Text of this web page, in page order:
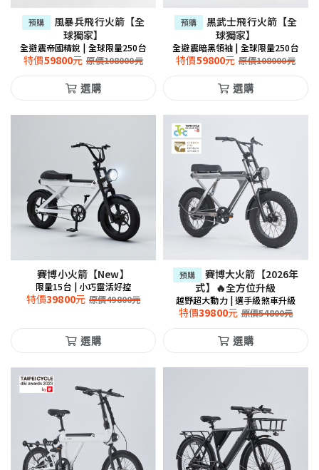
預購
風暴兵飛行火箭【全
球獨家】
全避震帝國精銳 | 全球限量250台
特價59800元 原價108000元
選購
預購
黑武士飛行火箭【全
球獨家】
全避震暗黑領袖 | 全球限量250台
特價59800元 原價108000元
選購
賽博小火箭【New】
限量15台 | 小巧靈活好控
特價39800元 原價49800元
選購
預購
賽博大火箭【2026年
式】🔥全方位升級
越野超大動力 | 選手級煞車升級
特價39800元 原價54800元
選購